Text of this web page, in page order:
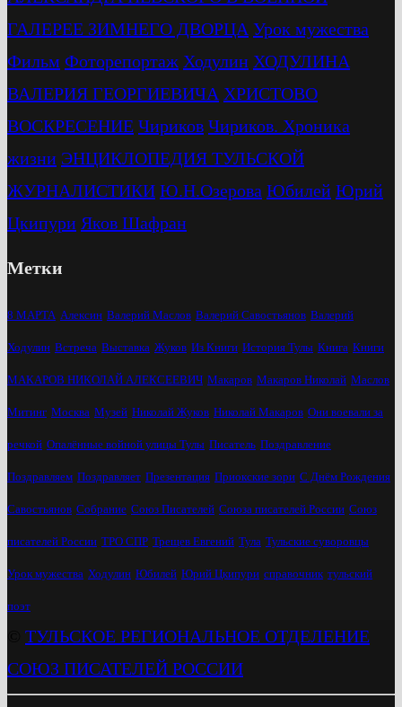
ГАЛЕРЕЕ ЗИМНЕГО ДВОРЦА Урок мужества
Фильм Фоторепортаж Ходулин ХОДУЛИНА
ВАЛЕРИЯ ГЕОРГИЕВИЧА ХРИСТОВО
ВОСКРЕСЕНИЕ Чириков Чириков. Хроника
жизни ЭНЦИКЛОПЕДИЯ ТУЛЬСКОЙ
ЖУРНАЛИСТИКИ Ю.Н.Озерова Юбилей Юрий
Цкипури Яков Шафран
Метки
8 МАРТА Алексин Валерий Маслов Валерий Савостьянов Валерий
Ходулин Встреча Выставка Жуков Из Книги История Тулы Книга Книги
МАКАРОВ НИКОЛАЙ АЛЕКСЕЕВИЧ Макаров Макаров Николай Маслов
Митинг Москва Музей Николай Жуков Николай Макаров Они воевали за
речкой Опалённые войной улицы Тулы Писатель Поздравление
Поздравляем Поздравляет Презентация Приокские зори С Днём Рождения
Савостьянов Собрание Союз Писателей Союза писателей России Союз
писателей России ТРО СПР Трещев Евгений Тула Тульские суворовцы
Урок мужества Ходулин Юбилей Юрий Цкипури справочник тульский
поэт
ТУЛЬСКОЕ РЕГИОНАЛЬНОЕ ОТДЕЛЕНИЕ
СОЮЗ ПИСАТЕЛЕЙ РОССИИ